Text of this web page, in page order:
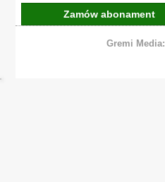
Zamów abonament
Gremi Media: